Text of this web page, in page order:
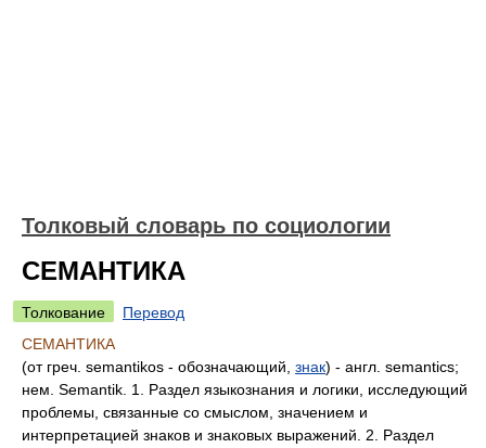
Толковый словарь по социологии
СЕМАНТИКА
Толкование
Перевод
СЕМАНТИКА
(от греч. semantikos - обозначающий, знак) - англ. semantics;
нем. Semantik. 1. Раздел языкознания и логики, исследующий
проблемы, связанные со смыслом, значением и
интерпретацией знаков и знаковых выражений. 2. Раздел